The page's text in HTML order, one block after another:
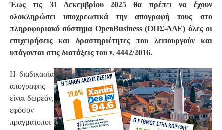
Έως τις 31 Δεκεμβρίου 2025 θα πρέπει να έχουν
ολοκληρώσει υποχρεωτικά την απογραφή τους στο
πληροφοριακό σύστημα OpenBusiness (ΟΠΣ-ΑΔΕ) όλες οι
επιχειρήσεις και δραστηριότητες που λειτουργούν και
υπάγονται στις διατάξεις του ν. 4442/2016.
Η διαδικασία
απογραφής
είναι δωρεάν,
εφόσον
πραγματοποι